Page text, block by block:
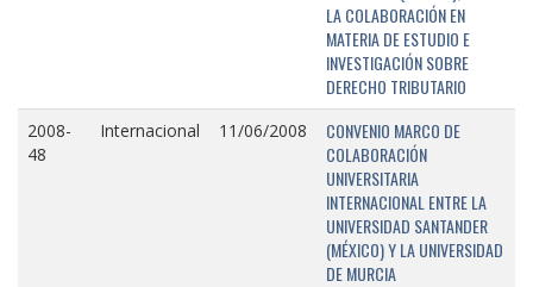
LA COLABORACIÓN EN
MATERIA DE ESTUDIO E
INVESTIGACIÓN SOBRE
DERECHO TRIBUTARIO
2008-
48
Internacional 11/06/2008
CONVENIO MARCO DE
COLABORACIÓN
UNIVERSITARIA
INTERNACIONAL ENTRE LA
UNIVERSIDAD SANTANDER
(MÉXICO) Y LA UNIVERSIDAD
DE MURCIA